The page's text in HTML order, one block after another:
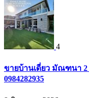
4
ขายบ้านเดี่ยว มัณฑนา 2
0984282935